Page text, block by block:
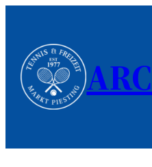
springen